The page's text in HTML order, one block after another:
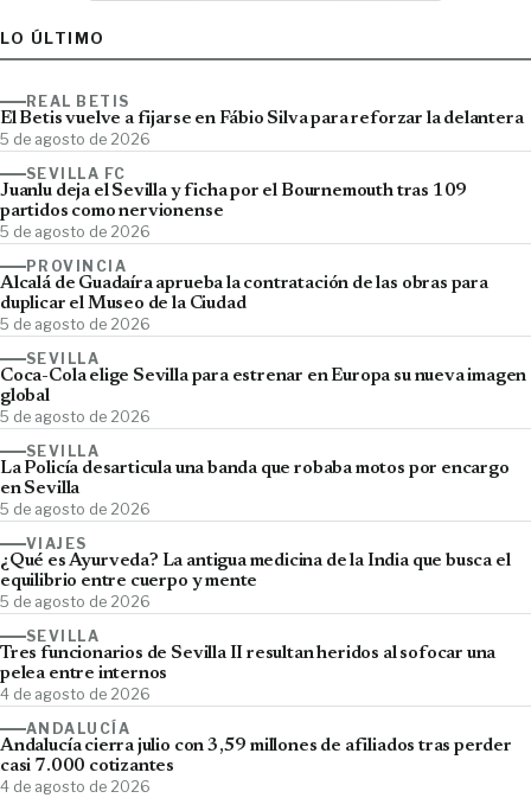
LO ÚLTIMO
REAL BETIS
El Betis vuelve a fijarse en Fábio Silva para reforzar la delantera
5 de agosto de 2026
SEVILLA FC
Juanlu deja el Sevilla y ficha por el Bournemouth tras 109
partidos como nervionense
5 de agosto de 2026
PROVINCIA
Alcalá de Guadaíra aprueba la contratación de las obras para
duplicar el Museo de la Ciudad
5 de agosto de 2026
SEVILLA
Coca-Cola elige Sevilla para estrenar en Europa su nueva imagen
global
5 de agosto de 2026
SEVILLA
La Policía desarticula una banda que robaba motos por encargo
en Sevilla
5 de agosto de 2026
VIAJES
¿Qué es Ayurveda? La antigua medicina de la India que busca el
equilibrio entre cuerpo y mente
5 de agosto de 2026
SEVILLA
Tres funcionarios de Sevilla II resultan heridos al sofocar una
pelea entre internos
4 de agosto de 2026
ANDALUCÍA
Andalucía cierra julio con 3,59 millones de afiliados tras perder
casi 7.000 cotizantes
4 de agosto de 2026